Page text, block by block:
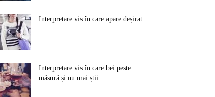
Interpretare vis în care apare deșirat
Interpretare vis în care bei peste
măsură și nu mai știi...